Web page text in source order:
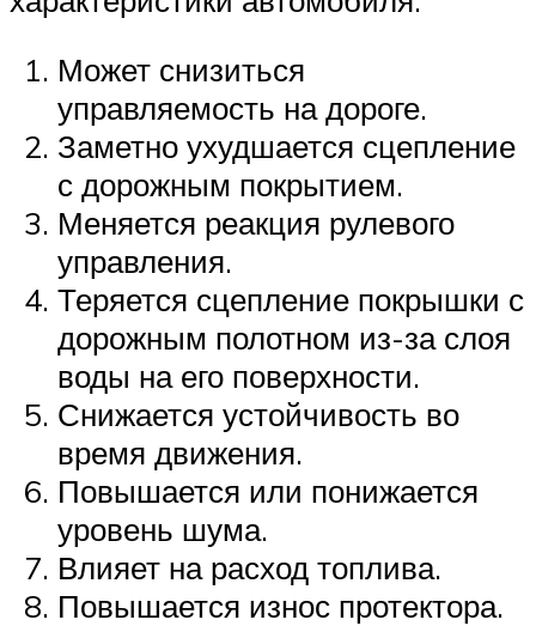
Может снизиться
управляемость на дороге.
Заметно ухудшается сцепление
с дорожным покрытием.
Меняется реакция рулевого
управления.
Теряется сцепление покрышки с
дорожным полотном из-за слоя
воды на его поверхности.
Снижается устойчивость во
время движения.
Повышается или понижается
уровень шума.
Влияет на расход топлива.
Повышается износ протектора.